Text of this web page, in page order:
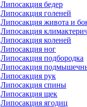
Липосакция бедер
Липосакция голеней
Липосакция живота и
Липосакция
Липосакция коленей
Липосакция ног
Липосакция подбородка
Липосакция
Липосакция рук
Липосакция спины
Липосакция щек
Липосакция ягодиц